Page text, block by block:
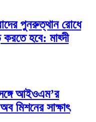
পুনরুত্থান রোধে
হবে: মাহ্দী
সঙ্গে আইওএম’র
মিশনের সাক্ষাৎ